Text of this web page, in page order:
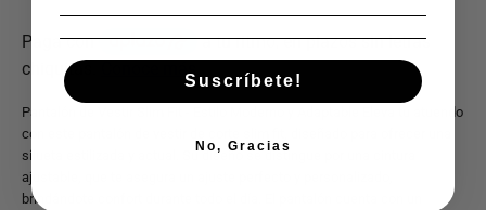
Pantalón de Vestir Slim Fit - Estilo Moderno y Adaptable Eleva tu atuendo
con este pantalón de vestir de corte slim fit, diseñado para ofrecer una
silueta estilizada y actual. Su diseño se distingue por una cintura
ajustable, que te asegura un ajuste perfecto y personalizado,
brindándote confort durante todo el día. El pantalón cuenta con un
Suscríbete!
No, Gracias